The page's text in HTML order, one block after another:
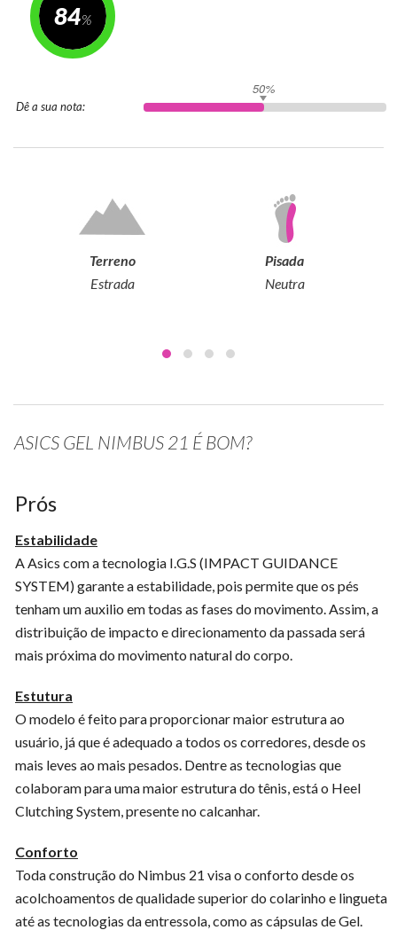
84
Dê a sua nota:
50%
Terreno
Estrada
Pisada
Neutra
ASICS GEL NIMBUS 21 É BOM?
Prós
Estabilidade
A Asics com a tecnologia I.G.S (IMPACT GUIDANCE
SYSTEM) garante a estabilidade, pois permite que os pés
tenham um auxilio em todas as fases do movimento. Assim, a
distribuição de impacto e direcionamento da passada será
mais próxima do movimento natural do corpo.
Estutura
O modelo é feito para proporcionar maior estrutura ao
usuário, já que é adequado a todos os corredores, desde os
mais leves ao mais pesados. Dentre as tecnologias que
colaboram para uma maior estrutura do tênis, está o Heel
Clutching System, presente no calcanhar.
Conforto
Toda construção do Nimbus 21 visa o conforto desde os
acolchoamentos de qualidade superior do colarinho e lingueta
até as tecnologias da entressola, como as cápsulas de Gel.